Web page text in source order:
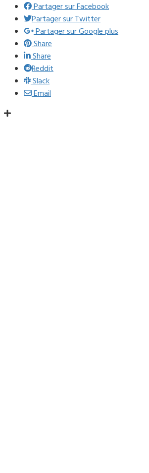
Partager sur Facebook
Partager sur Twitter
Partager sur Google plus
Share
Share
Reddit
Slack
Email